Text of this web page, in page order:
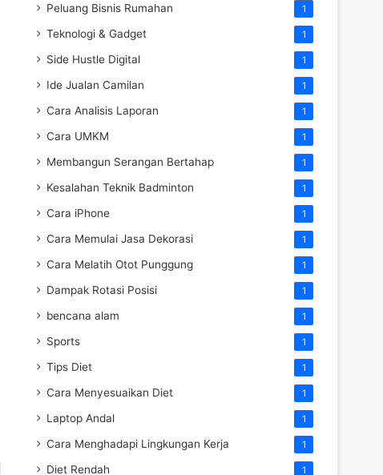
Peluang Bisnis Rumahan 1
Teknologi & Gadget 1
Side Hustle Digital 1
Ide Jualan Camilan 1
Cara Analisis Laporan 1
Cara UMKM 1
Membangun Serangan Bertahap 1
Kesalahan Teknik Badminton 1
Cara iPhone 1
Cara Memulai Jasa Dekorasi 1
Cara Melatih Otot Punggung 1
Dampak Rotasi Posisi 1
bencana alam 1
Sports 1
Tips Diet 1
Cara Menyesuaikan Diet 1
Laptop Andal 1
Cara Menghadapi Lingkungan Kerja 1
Diet Rendah 1